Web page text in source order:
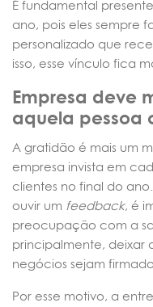
É fundamental
ano, pois eles sempre
personalizado que
isso, esse vínculo fica
Empresa deve
aquela pessoa
A gratidão é mais um
empresa invista em
clientes no final do
ouvir um feedback, é
preocupação com a
principalmente, deixar
negócios sejam
Por esse motivo, a